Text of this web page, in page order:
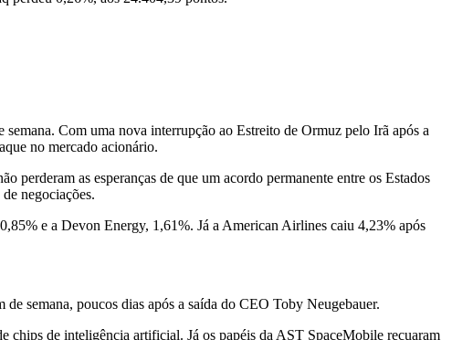
Com uma nova interrupção ao Estreito de Ormuz pelo Irã após a
no mercado acionário.
perderam as esperanças de que um acordo permanente entre os Estados
negociações.
e a Devon Energy, 1,61%. Já a American Airlines caiu 4,23% após
semana, poucos dias após a saída do CEO Toby Neugebauer.
chips de inteligência artificial. Já os papéis da AST SpaceMobile recuaram